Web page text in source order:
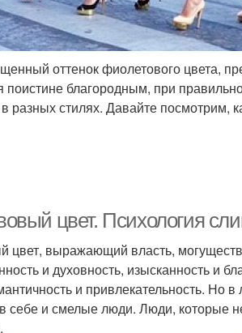
оттенок фиолетового цвета,
поистине благородным, при
стилях. Давайте посмотрим,
цвет. Психология
цвет, выражающий власть,
и духовность, изысканность и
и привлекательность. Но
себе и смелые люди. Люди, которые